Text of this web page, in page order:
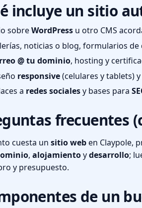
incluye un sitio
sobreWordPress u otro CMS
noticias o blog, formularios
@ tu dominio, hosting y
responsive(celulares y tablets)
a redes socialesy bases para
frecuentes
cuesta un sitio weben Claypole,
, alojamientoydesarrollo;
y presupuesto.
de un